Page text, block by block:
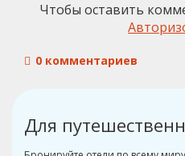
Чтобы оставить
0 комментариев
Для